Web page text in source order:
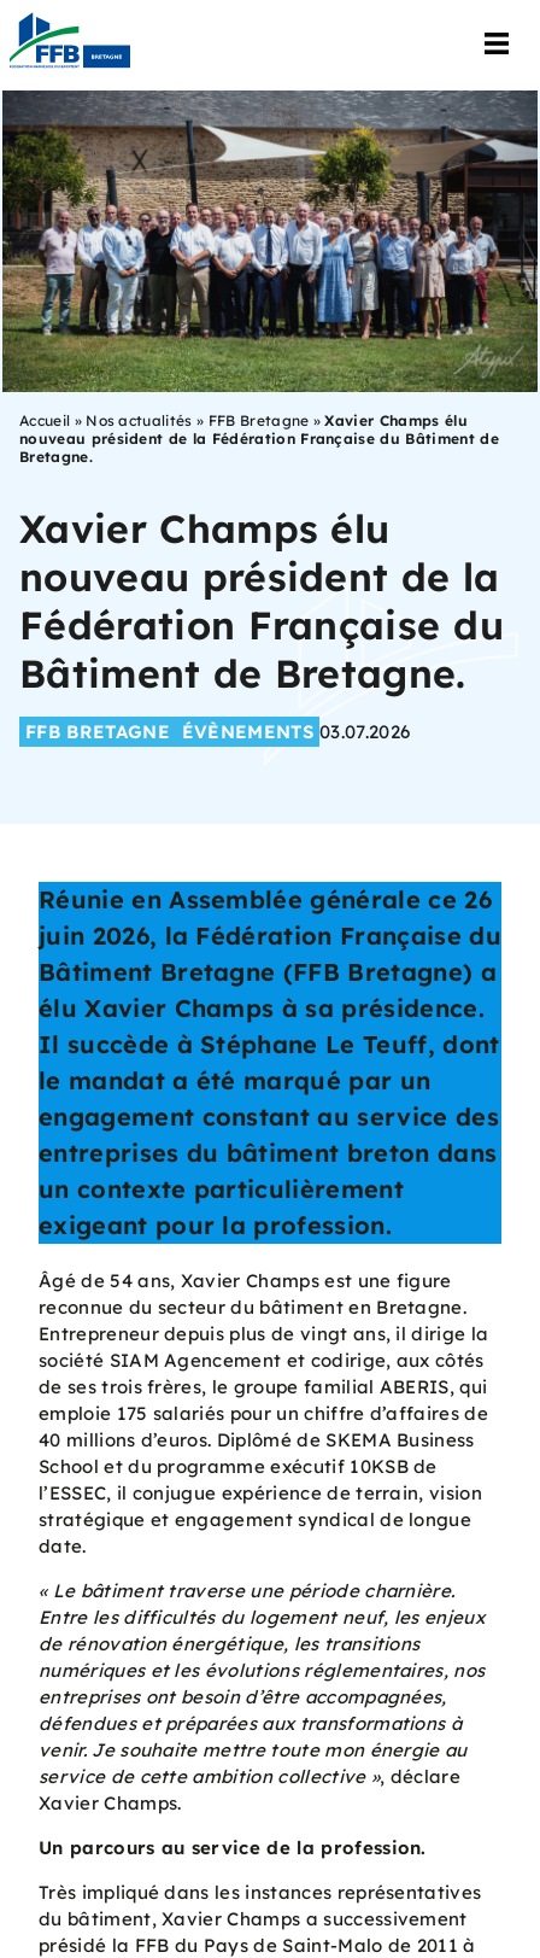
Accueil » Nos actualités » FFB Bretagne »Xavier Champs élu
nouveau président de la Fédération Française du Bâtiment de
Bretagne.
Xavier Champs élu
nouveau président de la
Fédération Française du
Bâtiment de Bretagne.
FFB BRETAGNE ÉVÈNEMENTS 03.07.2026
Réunie en Assemblée générale ce 26
juin 2026, la Fédération Française du
Bâtiment Bretagne (FFB Bretagne) a
élu Xavier Champs à sa présidence.
Il succède à Stéphane Le Teuff, dont
le mandat a été marqué par un
engagement constant au service des
entreprises du bâtiment breton dans
un contexte particulièrement
exigeant pour la profession.
Âgé de 54 ans, Xavier Champs est une figure
reconnue du secteur du bâtiment en Bretagne.
Entrepreneur depuis plus de vingt ans, il dirige la
société SIAM Agencement et codirige, aux côtés
de ses trois frères, le groupe familial ABERIS, qui
emploie 175 salariés pour un chiffre d’affaires de
40 millions d’euros. Diplômé de SKEMA Business
School et du programme exécutif 10KSB de
l’ESSEC, il conjugue expérience de terrain, vision
stratégique et engagement syndical de longue
date.
« Le bâtiment traverse une période charnière.
Entre les difficultés du logement neuf, les enjeux
de rénovation énergétique, les transitions
numériques et les évolutions réglementaires, nos
entreprises ont besoin d’être accompagnées,
défendues et préparées aux transformations à
venir. Je souhaite mettre toute mon énergie au
service de cette ambition collective », déclare
Xavier Champs.
Un parcours au service de la profession.
Très impliqué dans les instances représentatives
du bâtiment, Xavier Champs a successivement
présidé la FFB du Pays de Saint-Malo de 2011 à